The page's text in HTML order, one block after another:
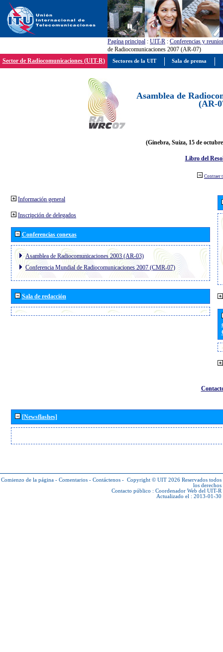
Pagína principal : UIT-R : Conferencias y
de Radiocomunicaciones 2007 (AR-07)
Sector de Radiocomunicaciones (UIT-R)
Asamblea de
(AR-
(Ginebra, Suiza, 15 de
Libro del
Contraer
Información general
Inscripción de delegados
Conferencias conexas
Asamblea de Radiocomunicaciones 2003 (AR-03)
Conferencia Mundial de Radiocomunicaciones 2007 (CMR-07)
Sala de redacción
[Newsflashes]
Comienzo de la página - Comentarios - Contáctenos - Copyright © UIT 2026 Reservados todos
los derechos
Contacto público : Coordenador Web del UIT-R
Actualizado el : 2013-01-30
Sectores de la UIT Sala de prensa